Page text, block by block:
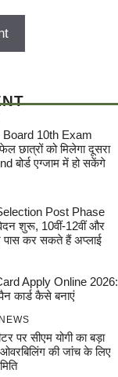
10th Exam
छात्रों को मिलेगा दूसरा
बोर्ड एग्जाम में हो सकेंगे
Post Phase
शुरू, 10वीं-12वीं और
कर सकते हैं अप्लाई
Apply Online 2026:
कार्ड कैसे बनाएं
NEWS
पर सीएम योगी का बड़ा
की जांच के लिए